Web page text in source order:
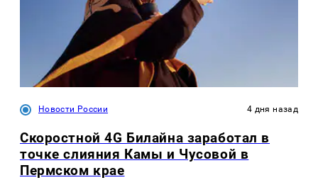
Новости России 4 дня назад
Скоростной 4G Билайна заработал в
точке слияния Камы и Чусовой в
Пермском крае